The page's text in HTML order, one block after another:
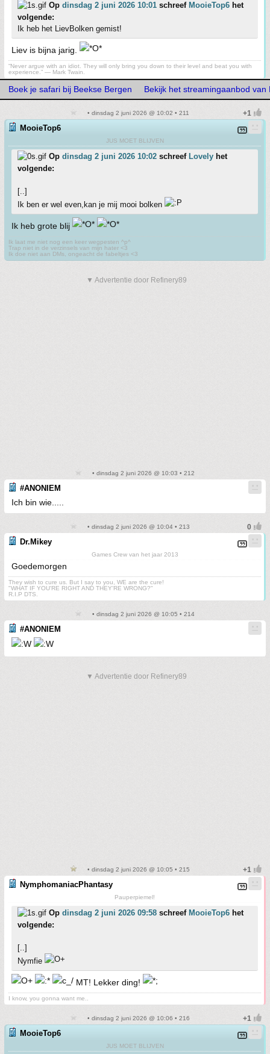
Op dinsdag 2 juni 2026 10:01 schreef MooieTop6 het
volgende:
Ik heb het LievBolken gemist!
Liev is bijna jarig.
“Never argue with an idiot. They will only bring you down to their level and beat you with
experience.” ― Mark Twain.
Boek je safari bij Beekse Bergen Bekijk het streamingaanbod van
• dinsdag 2 juni 2026 @ 10:02 • 211
MooieTop6
JUS MOET BLIJVEN
Op dinsdag 2 juni 2026 10:02 schreef Lovely het
volgende:
[..]
Ik ben er wel even,kan je mij mooi bolken
Ik heb grote blij
Ik laat me niet nog een keer wegpesten ^p^
Trap niet in de verzinsels van mijn hater <3
Ik doe niet aan DMs, ongeacht de fabeltjes <3
▼ Advertentie door Refinery89
• dinsdag 2 juni 2026 @ 10:03 • 212
#ANONIEM
Ich bin wie.....
• dinsdag 2 juni 2026 @ 10:04 • 213
Dr.Mikey
Games Crew van het jaar 2013
Goedemorgen
They wish to cure us. But I say to you, WE are the cure!
"WHAT IF YOU'RE RIGHT AND THEY'RE WRONG?"
R.I.P DTS.
• dinsdag 2 juni 2026 @ 10:05 • 214
#ANONIEM
▼ Advertentie door Refinery89
• dinsdag 2 juni 2026 @ 10:05 • 215
NymphomaniacPhantasy
Pauperpiemel!
Op dinsdag 2 juni 2026 09:58 schreef MooieTop6 het
volgende:
[..]
Nymfie
MT! Lekker ding!
I know, you gonna want me..
• dinsdag 2 juni 2026 @ 10:06 • 216
MooieTop6
JUS MOET BLIJVEN